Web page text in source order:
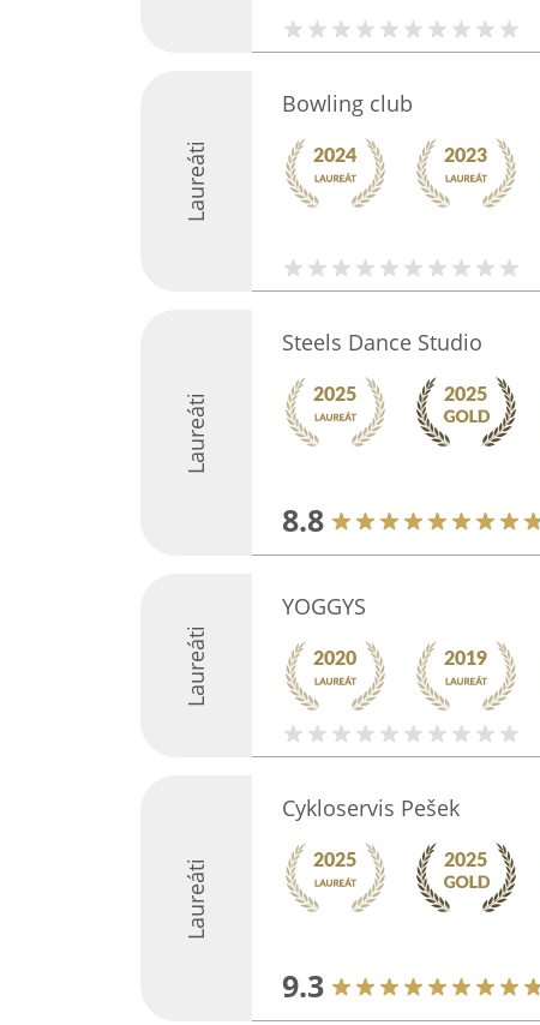
Laureáti
Bowling club
Laureáti
Steels Dance Studio
8.8
Laureáti
YOGGYS
Laureáti
Cykloservis Pešek
9.3